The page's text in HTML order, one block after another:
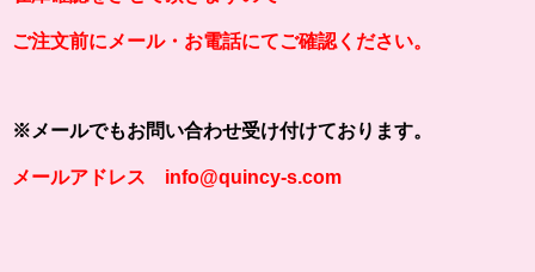
ご注文前にメール・お電話にてご確認ください。
※メールでもお問い合わせ受け付けております。
メールアドレス info@quincy-s.com